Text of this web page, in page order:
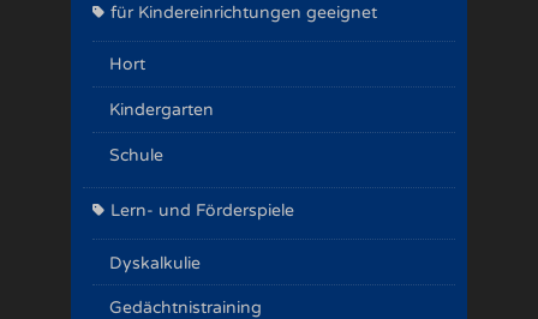
für Kindereinrichtungen geeignet
Hort
Kindergarten
Schule
Lern- und Förderspiele
Dyskalkulie
Gedächtnistraining